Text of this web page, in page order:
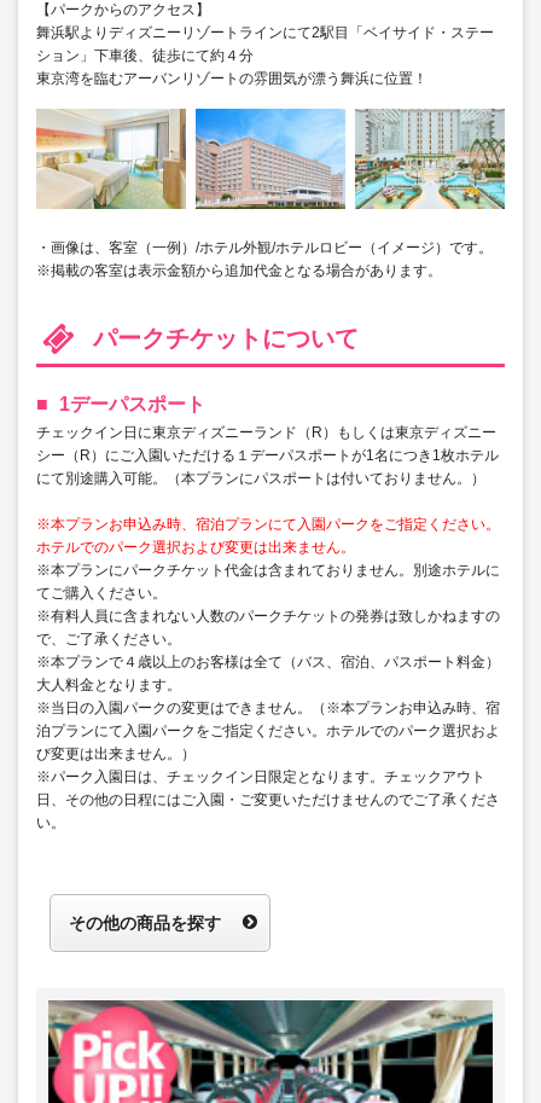
【パークからのアクセス】
舞浜駅よりディズニーリゾートラインにて2駅目「ベイサイド・ステー
ション」下車後、徒歩にて約４分
東京湾を臨むアーバンリゾートの雰囲気が漂う舞浜に位置！
・画像は、客室（一例）/ホテル外観/ホテルロビー（イメージ）です。
※掲載の客室は表示金額から追加代金となる場合があります。
パークチケットについて
1デーパスポート
チェックイン日に東京ディズニーランド（R）もしくは東京ディズニー
シー（R）にご入園いただける１デーパスポートが1名につき1枚ホテル
にて別途購入可能。（本プランにパスポートは付いておりません。）
※本プランお申込み時、宿泊プランにて入園パークをご指定ください。
ホテルでのパーク選択および変更は出来ません。
※本プランにパークチケット代金は含まれておりません。別途ホテルに
てご購入ください。
※有料人員に含まれない人数のパークチケットの発券は致しかねますの
で、ご了承ください。
※本プランで４歳以上のお客様は全て（バス、宿泊、パスポート料金）
大人料金となります。
※当日の入園パークの変更はできません。（※本プランお申込み時、宿
泊プランにて入園パークをご指定ください。ホテルでのパーク選択およ
び変更は出来ません。）
※パーク入園日は、チェックイン日限定となります。チェックアウト
日、その他の日程にはご入園・ご変更いただけませんのでご了承くださ
い。
その他の商品を探す